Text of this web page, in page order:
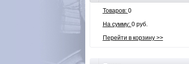
Товаров: 0
На сумму: 0 руб.
Перейти в корзину >>